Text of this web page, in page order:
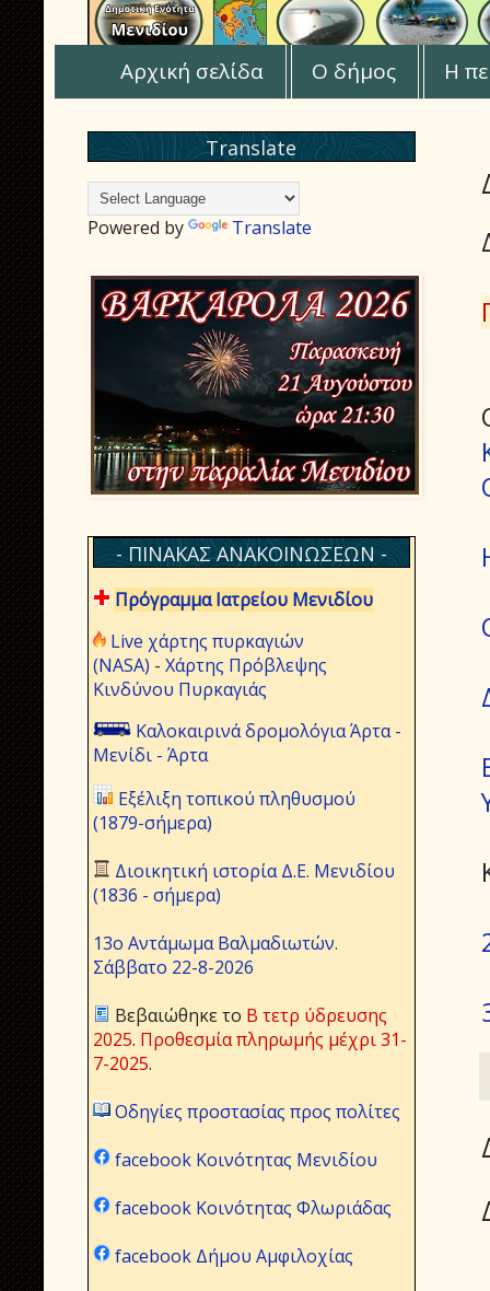
Αρχική σελίδα Ο δήμος Η
Translate
Powered by Translate
- ΠΙΝΑΚΑΣ ΑΝΑΚΟΙΝΩΣΕΩΝ -
Πρόγραμμα Ιατρείου Μενιδίου
Live χάρτης πυρκαγιών
(NASA) - Χάρτης Πρόβλεψης
Κινδύνου Πυρκαγιάς
Καλοκαιρινά δρομολόγια Άρτα -
Μενίδι - Άρτα
Εξέλιξη τοπικού πληθυσμού
(1879-σήμερα)
Διοικητική ιστορία Δ.Ε. Μενιδίου
(1836 - σήμερα)
13ο Αντάμωμα Βαλμαδιωτών.
Σάββατο 22-8-2026
Βεβαιώθηκε το Β τετρ ύδρευσης
2025. Προθεσμία πληρωμής μέχρι 31-
7-2025.
Οδηγίες προστασίας προς πολίτες
facebook Κοινότητας Μενιδίου
facebook Κοινότητας Φλωριάδας
facebook Δήμου Αμφιλοχίας